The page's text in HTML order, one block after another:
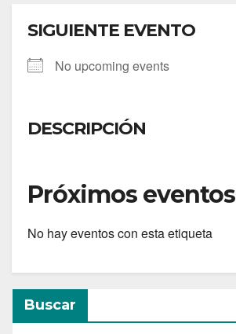
SIGUIENTE EVENTO
No upcoming events
DESCRIPCIÓN
Próximos eventos
No hay eventos con esta etiqueta
Buscar